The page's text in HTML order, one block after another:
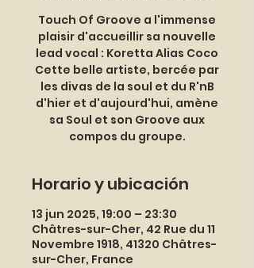
Touch Of Groove a l'immense
plaisir d'accueillir sa nouvelle
lead vocal : Koretta Alias Coco
Cette belle artiste, bercée par
les divas de la soul et du R'nB
d'hier et d'aujourd'hui, amène
sa Soul et son Groove aux
compos du groupe.
Horario y ubicación
13 jun 2025, 19:00 – 23:30
Châtres-sur-Cher, 42 Rue du 11
Novembre 1918, 41320 Châtres-
sur-Cher, France